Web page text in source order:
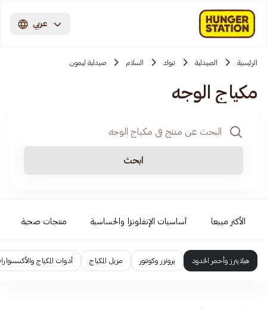
عربي
الرئيسية الصيدلية تبوك السلام صيدلية ليمون
مكياج الوجه
ابحث
الأكثر مبيعا أساسيات الإنفلونزا والحساسية منتجات صحية
هيلايترز وأحمر الخدود برونزر وكونتور مزيل المكياج أدوات المكياج